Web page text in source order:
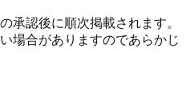
承認後に順次掲載されます。
場合がありますのであらかじ